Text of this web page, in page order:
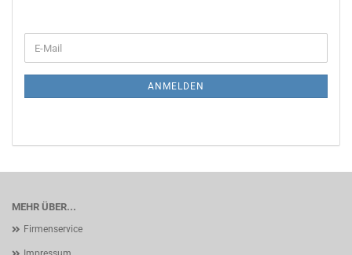
ZUR
E-
Mail
ANMELDEN
MEHR ÜBER...
Firmenservice